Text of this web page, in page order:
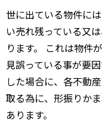
世に出ている物件に
い売れ残っている又
ります。 これは物件
見誤っている事が要
した場合に、各不動
取る為に、形振りか
あります。